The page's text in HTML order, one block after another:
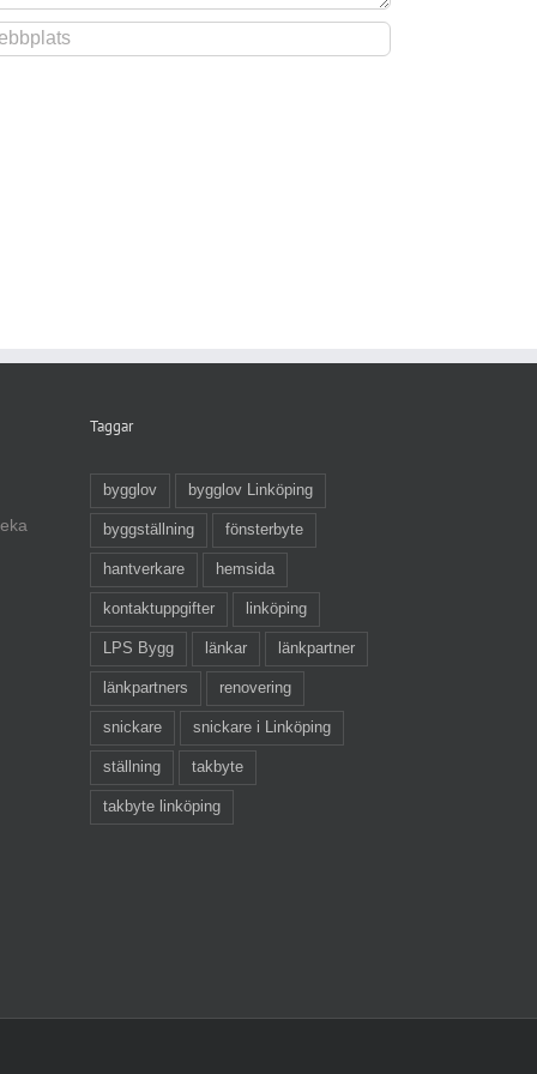
Taggar
bygglov bygglov Linköping
byggställning fönsterbyte
hantverkare hemsida
kontaktuppgifter linköping
LPS Bygg länkar länkpartner
länkpartners renovering
snickare snickare i Linköping
ställning takbyte
takbyte linköping